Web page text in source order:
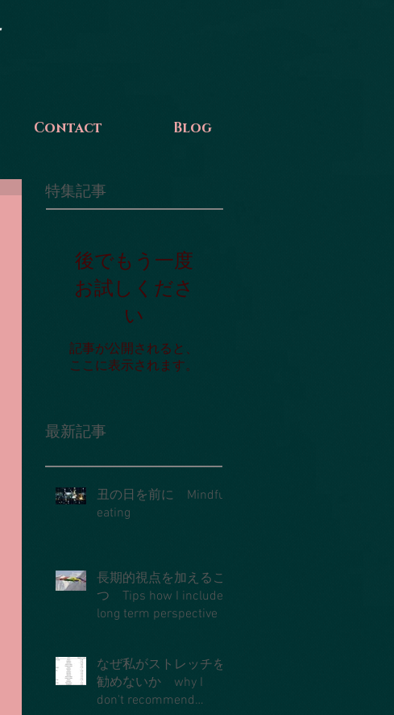
Contact Blog
特集記事
後でもう一度
お試しくださ
い
記事が公開されると、
ここに表示されます。
最新記事
丑の日を前に Mindful
eating
長期的視点を加えるこ
つ Tips how I include
long term perspective
なぜ私がストレッチを
勧めないか why I
don't recommend